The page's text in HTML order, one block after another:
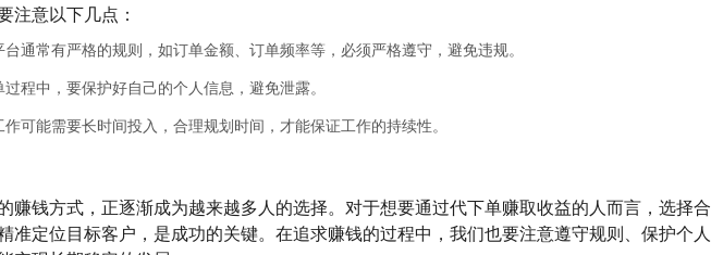
注意以下几点：
台通常有严格的规则，如订单金额、订单频率等，必须严格遵守，避免违规。
过程中，要保护好自己的个人信息，避免泄露。
作可能需要长时间投入，合理规划时间，才能保证工作的持续性。
赚钱方式，正逐渐成为越来越多人的选择。对于想要通过代下单赚取收益的人而言，选择合
准定位目标客户，是成功的关键。在追求赚钱的过程中，我们也要注意遵守规则、保护个人